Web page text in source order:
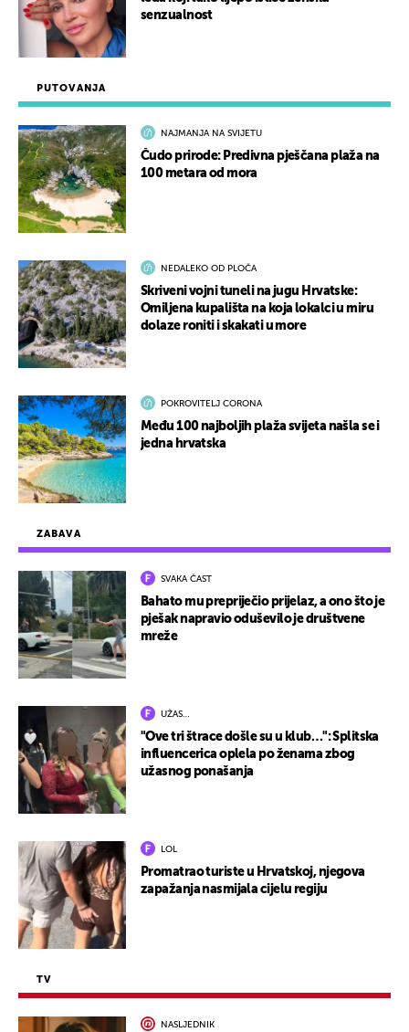
ZABAVA
SVAKA ČAST
Bahato mu prepriječio prijelaz, a ono što je
pješak napravio oduševilo je društvene
mreže
UŽAS…
"Ove tri štrace došle su u klub…": Splitska
influencerica oplela po ženama zbog
užasnog ponašanja
LOL
Promatrao turiste u Hrvatskoj, njegova
zapažanja nasmijala cijelu regiju
TV
NASLJEDNIK
PUTOVANJA
NAJMANJA NA SVIJETU
Čudo prirode: Predivna pješčana plaža na
100 metara od mora
NEDALEKO OD PLOČA
Skriveni vojni tuneli na jugu Hrvatske:
Omiljena kupališta na koja lokalci u miru
dolaze roniti i skakati u more
POKROVITELJ CORONA
Među 100 najboljih plaža svijeta našla se i
jedna hrvatska
senzualnost